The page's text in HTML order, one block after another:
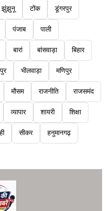
झुंझुनू टोंक डूंगरपुर
पंजाब पाली
बारां बांसवाड़ा बिहार
भीलवाड़ा मणिपुर
मौसम राजनीति राजसमंद
व्यापार शायरी शिक्षा
सीकर हनुमानगढ़